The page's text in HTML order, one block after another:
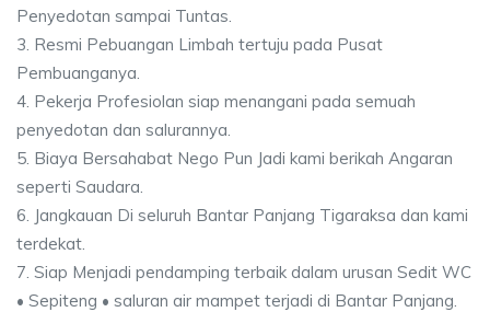
Penyedotan sampai Tuntas.
3. Resmi Pebuangan Limbah tertuju pada Pusat
Pembuanganya.
4. Pekerja Profesiolan siap menangani pada semuah
penyedotan dan salurannya.
5. Biaya Bersahabat Nego Pun Jadi kami berikah Angaran
seperti Saudara.
6. Jangkauan Di seluruh Bantar Panjang Tigaraksa dan kami
terdekat.
7. Siap Menjadi pendamping terbaik dalam urusan Sedit WC
• Sepiteng • saluran air mampet terjadi di Bantar Panjang.